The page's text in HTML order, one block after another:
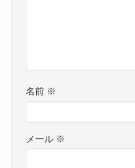
名前 ※
メール ※